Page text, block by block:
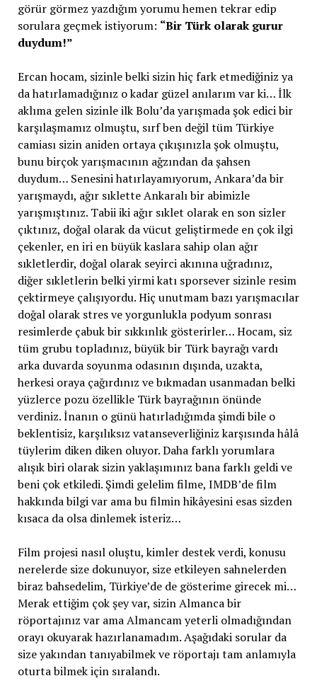
görür görmez yazdığım yorumu hemen tekrar edip
sorulara geçmek istiyorum: “Bir Türk olarak gurur
duydum!”
Ercan hocam, sizinle belki sizin hiç fark etmediğiniz ya
da hatırlamadığınız o kadar güzel anılarım var ki… İlk
aklıma gelen sizinle ilk Bolu’da yarışmada şok edici bir
karşılaşmamız olmuştu, sırf ben değil tüm Türkiye
camiası sizin aniden ortaya çıkışınızla şok olmuştu,
bunu birçok yarışmacının ağzından da şahsen
duydum… Senesini hatırlayamıyorum, Ankara’da bir
yarışmaydı, ağır sıklette Ankaralı bir abimizle
yarışmıştınız. Tabii iki ağır sıklet olarak en son sizler
çıktınız, doğal olarak da vücut geliştirmede en çok ilgi
çekenler, en iri en büyük kaslara sahip olan ağır
sıkletlerdir, doğal olarak seyirci akınına uğradınız,
diğer sıkletlerin belki yirmi katı sporsever sizinle resim
çektirmeye çalışıyordu. Hiç unutmam bazı yarışmacılar
doğal olarak stres ve yorgunlukla podyum sonrası
resimlerde çabuk bir sıkkınlık gösterirler… Hocam, siz
tüm grubu topladınız, büyük bir Türk bayrağı vardı
arka duvarda soyunma odasının dışında, uzakta,
herkesi oraya çağırdınız ve bıkmadan usanmadan belki
yüzlerce pozu özellikle Türk bayrağının önünde
verdiniz. İnanın o günü hatırladığımda şimdi bile o
beklentisiz, karşılıksız vatanseverliğiniz karşısında hâlâ
tüylerim diken diken oluyor. Daha farklı yorumlara
alışık biri olarak sizin yaklaşımınız bana farklı geldi ve
beni çok etkiledi. Şimdi gelelim filme, IMDB’de film
hakkında bilgi var ama bu filmin hikâyesini esas sizden
kısaca da olsa dinlemek isteriz…
Film projesi nasıl oluştu, kimler destek verdi, konusu
nerelerde size dokunuyor, size etkileyen sahnelerden
biraz bahsedelim, Türkiye’de de gösterime girecek mi…
Merak ettiğim çok şey var, sizin Almanca bir
röportajınız var ama Almancam yeterli olmadığından
orayı okuyarak hazırlanamadım. Aşağıdaki sorular da
size yakından tanıyabilmek ve röportajı tam anlamıyla
oturta bilmek için sıralandı.